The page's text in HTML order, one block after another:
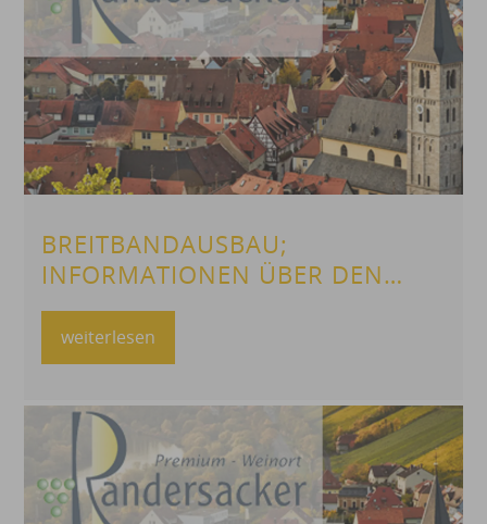
BREITBANDAUSBAU;
INFORMATIONEN ÜBER DEN
BAUFORTSCHRITT
weiterlesen